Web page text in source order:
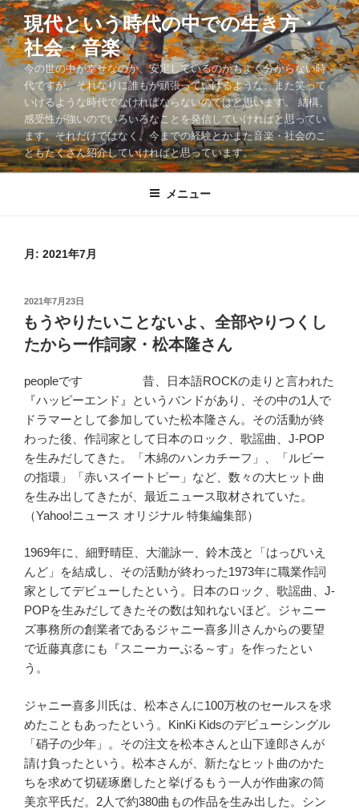
コ
ン
テ
ン
ツ
キ
ッ
現代という時代の中での生き方・
社会・音楽
今の世の中が幸せなのか、安定しているのかもよく分からない時
代ですが、それなりに誰もが頑張っていけるような、また笑って
いけるような時代でなければならないのではと思います。 結構、
感受性が強いのでいろいろなことを発信していければと思ってい
ます。それだけではなく、今までの経験とかまた音楽・社会のこ
ともたくさん紹介していければと思っています。
メニュー
月: 2021年7月
投
稿
日:
2021年7月23日
もうやりたいことないよ、全部やりつくし
たからー作詞家・松本隆さん
peopleです 昔、日本語ROCKの走りと言われた
『ハッピーエンド』というバンドがあり、その中の1人で
ドラマーとして参加していた松本隆さん。その活動が終
わった後、作詞家として日本のロック、歌謡曲、J-POP
を生みだしてきた。「木綿のハンカチーフ」、「ルビー
の指環」「赤いスイートピー」など、数々の大ヒット曲
を生み出してきたが、最近ニュース取材されていた。
（Yahoo!ニュース オリジナル 特集編集部）
1969年に、細野晴臣、大瀧詠一、鈴木茂と「はっぴいえ
んど」を結成し、その活動が終わった1973年に職業作詞
家としてデビューしたという。日本のロック、歌謡曲、J-
POPを生みだしてきたその数は知れないほど。ジャニー
ズ事務所の創業者であるジャニー喜多川さんからの要望
で近藤真彦にも『スニーカーぶる～す』を作ったとい
う。
ジャニー喜多川氏は、松本さんに100万枚のセールスを求
めたこともあったという。KinKi Kidsのデビューシングル
「硝子の少年」。その注文を松本さんと山下達郎さんが
請け負ったという。松本さんが、新たなヒット曲のかた
ちを求めて切磋琢磨したと挙げるもう一人が作曲家の筒
美京平氏だ。2人で約380曲もの作品を生み出した。シン